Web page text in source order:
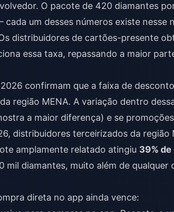
O pacote de 420 diamantes
um desses números existe nesse
distribuidores de cartões-presente
essa taxa, repassando a maior
confirmam que a faixa de
região MENA. A variação dentro
a maior diferença) e se
distribuidores terceirizados da região
amplamente relatado atingiu 39%
mil diamantes, muito além de qualquer
direta no app ainda vence: